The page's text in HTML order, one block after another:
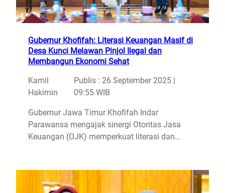
Gubernur Khofifah: Literasi Keuangan Masif di
Desa Kunci Melawan Pinjol Ilegal dan
Membangun Ekonomi Sehat
Kamil
Hakimin
Publis : 26 September 2025 |
09:55 WIB
Gubernur Jawa Timur Khofifah Indar
Parawansa mengajak sinergi Otoritas Jasa
Keuangan (OJK) memperkuat literasi dan…